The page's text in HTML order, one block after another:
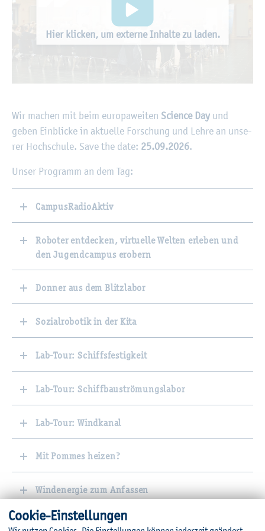
Hier kli­cken, um ex­ter­ne In­hal­te zu laden.
Wir ma­chen mit beim eu­ro­pa­wei­ten Sci­ence Day und
geben Ein­bli­cke in ak­tu­el­le For­schung und Lehre an un­se­
rer Hoch­schu­le. Save the date: 25.09.2026.
Unser Pro­gramm an dem Tag:
CampusRadioAktiv
Roboter entdecken, virtuelle Welten erleben und
den Jugendcampus erobern
Donner aus dem Blitzlabor
Sozialrobotik in der Kita
Lab-Tour: Schiffsfestigkeit
Lab-Tour: Schiffbauströmungslabor
Lab-Tour: Windkanal
Mit Pommes heizen?
Windenergie zum Anfassen
Reise zu den Wurzeln der Informationstechnologie
Coo­kie-Ein­stel­lun­gen